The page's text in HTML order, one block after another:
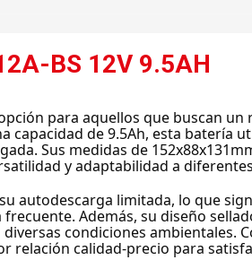
BS 12V 9.5AH
opción para aquellos que buscan
capacidad de 9.5Ah, esta batería
Sus medidas de
y adaptabilidad a
autodescarga limitada, lo que
Además, su diseño
condiciones ambientales.
calidad-precio para